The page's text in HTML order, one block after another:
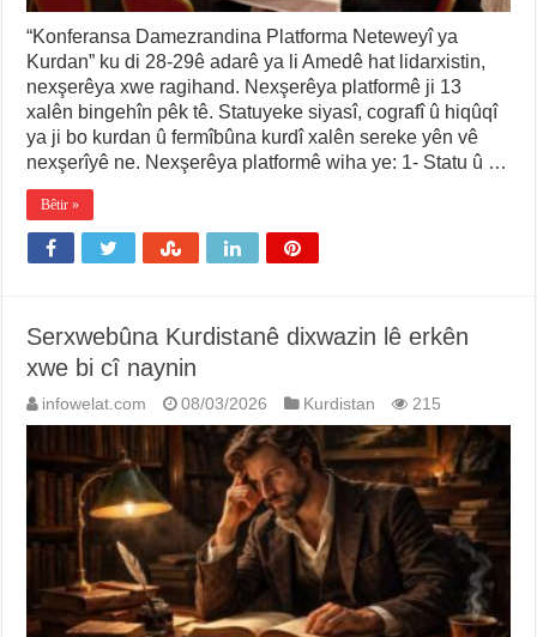
“Konferansa Damezrandina Platforma Neteweyî ya
Kurdan” ku di 28-29ê adarê ya li Amedê hat lidarxistin,
nexşerêya xwe ragihand. Nexşerêya platformê ji 13
xalên bingehîn pêk tê. Statuyeke siyasî, cografî û hiqûqî
ya ji bo kurdan û fermîbûna kurdî xalên sereke yên vê
nexşerîyê ne. Nexşerêya platformê wiha ye: 1- Statu û …
Bêtir »
Serxwebûna Kurdistanê dixwazin lê erkên
xwe bi cî naynin
infowelat.com 08/03/2026 Kurdistan 215